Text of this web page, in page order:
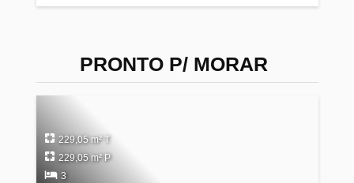
PRONTO P/ MORAR
229,05 m² T
229,05 m² P
3